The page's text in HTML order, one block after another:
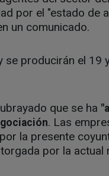
por el "estado de
un comunicado.
producirán el 19
que se ha
. Las
la presente
por la actual